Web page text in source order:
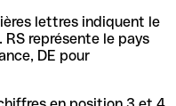
lettres indiquent le
représente le pays
DE pour